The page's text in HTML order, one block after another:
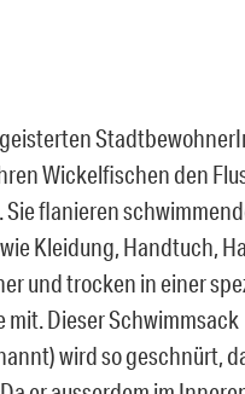
Wickelfischen den
flanieren
Kleidung, Handtuch,
und trocken in einer
mit. Dieser Schwimmsack
wird so geschnürt,